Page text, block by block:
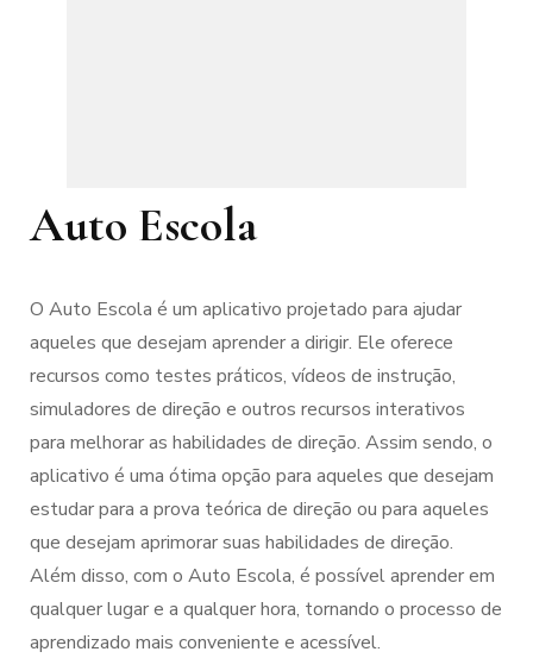
Auto Escola
O Auto Escola é um aplicativo projetado para ajudar
aqueles que desejam aprender a dirigir. Ele oferece
recursos como testes práticos, vídeos de instrução,
simuladores de direção e outros recursos interativos
para melhorar as habilidades de direção. Assim sendo, o
aplicativo é uma ótima opção para aqueles que desejam
estudar para a prova teórica de direção ou para aqueles
que desejam aprimorar suas habilidades de direção.
Além disso, com o Auto Escola, é possível aprender em
qualquer lugar e a qualquer hora, tornando o processo de
aprendizado mais conveniente e acessível.